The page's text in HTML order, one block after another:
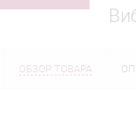
ОБЗОР ТОВАРА